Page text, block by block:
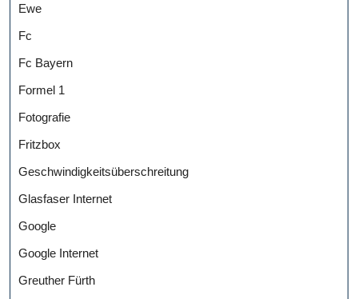
Ewe
Fc
Fc Bayern
Formel 1
Fotografie
Fritzbox
Geschwindigkeitsüberschreitung
Glasfaser Internet
Google
Google Internet
Greuther Fürth